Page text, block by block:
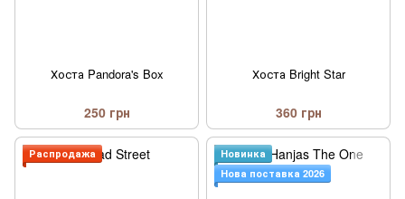
Хоста Pandora's Box
250 грн
Хоста Bright Star
360 грн
Распродажа
Новинка
Нова поставка 2026